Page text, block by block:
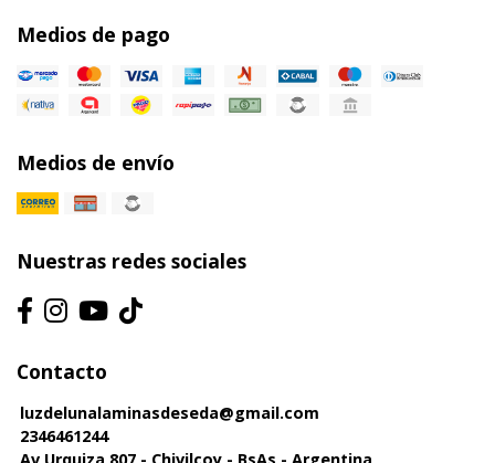
Medios de pago
Medios de envío
Nuestras redes sociales
Contacto
luzdelunalaminasdeseda@gmail.com
2346461244